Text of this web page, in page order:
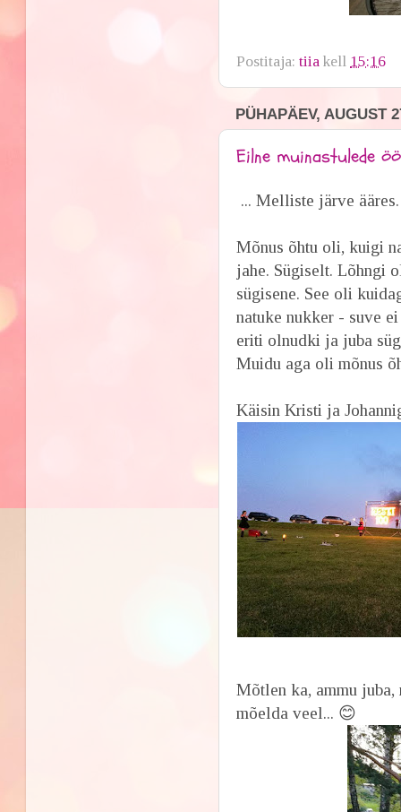
Postitaja:tiia kell 15:16
PÜHAPÄEV, AUGUST
Eilne muinastulede
... Melliste järve ääres.
Mõnus õhtu oli, kuigi
jahe. Sügiselt. Lõhngi
sügisene. See oli
natuke nukker - suve
eriti olnudki ja juba
Muidu aga oli mõnus
Käisin Kristi ja
Mõtlen ka, ammu
mõelda veel... 😊